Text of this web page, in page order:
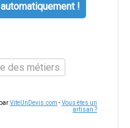
!
des métiers
ViteUnDevis.com -Vous êtes un
artisan ?